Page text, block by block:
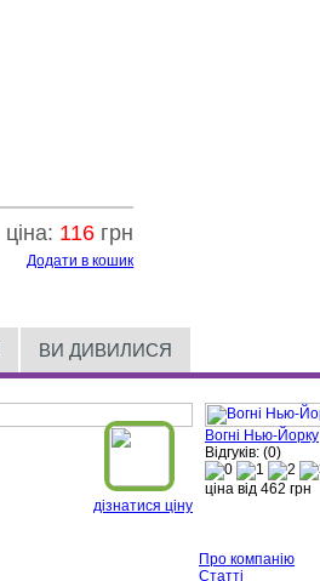
ціна: 116 грн
Додати в кошик
ВИ ДИВИЛИСЯ
дізнатися ціну
Вогні Нью-Йорку
Відгуків: (0)
ціна від 462 грн
Про компанію
Статті